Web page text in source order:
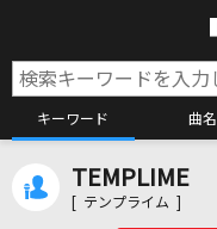
キーワード 曲名
TEMPLIME
[ テンプライム ]